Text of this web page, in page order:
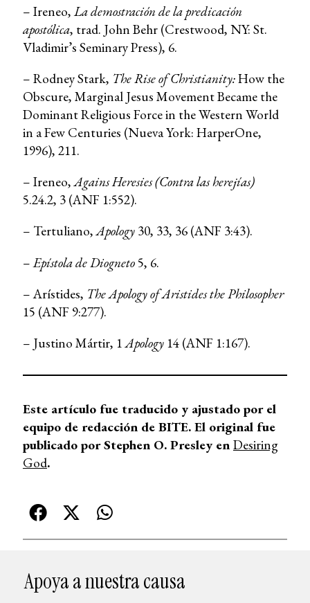
– Ireneo,La demostración de la predicación
apostólica, trad. John Behr (Crestwood, NY: St.
Vladimir’s Seminary Press), 6.
– Rodney Stark, The Rise of Christianity:How the
Obscure, Marginal Jesus Movement Became the
Dominant Religious Force in the Western World
in a Few Centuries (Nueva York: HarperOne,
1996), 211.
– Ireneo,Agains Heresies (Contra las herejías)
5.24.2, 3 (ANF 1:552).
– Tertuliano,Apology 30, 33, 36 (ANF 3:43).
–Epístola de Diogneto5, 6.
– Arístides, The Apology of Aristides the Philosopher
15 (ANF 9:277).
– Justino Mártir, 1Apology 14 (ANF 1:167).
Este artículo fue traducido y ajustado por el
equipo de redacción de BITE. El original fue
publicado por Stephen O. Presley en Desiring
God.
Apoya a nuestra causa